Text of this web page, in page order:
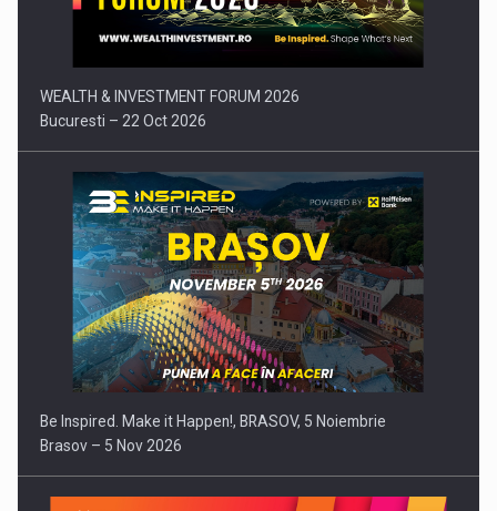
WEALTH & INVESTMENT FORUM 2026
Bucuresti – 22 Oct 2026
Be Inspired. Make it Happen!, BRASOV, 5 Noiembrie
Brasov – 5 Nov 2026